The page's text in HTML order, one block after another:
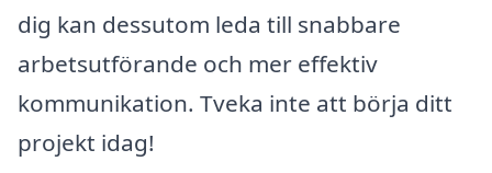
dig kan dessutom leda till snabbare
arbetsutförande och mer effektiv
kommunikation. Tveka inte att börja ditt
projekt idag!